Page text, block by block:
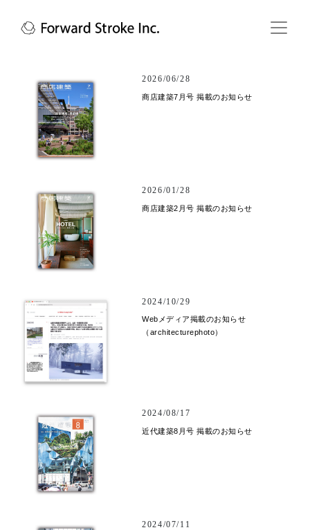
2026/06/28
商店建築7月号 掲載のお知らせ
2026/01/28
商店建築2月号 掲載のお知らせ
2024/10/29
Webメディア掲載のお知らせ
（architecturephoto）
2024/08/17
近代建築8月号 掲載のお知らせ
2024/07/11